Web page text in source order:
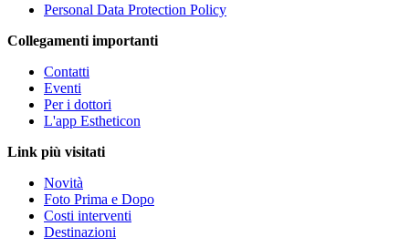
Personal Data Protection Policy
Collegamenti importanti
Contatti
Eventi
Per i dottori
L'app Estheticon
Link più visitati
Novità
Foto Prima e Dopo
Costi interventi
Destinazioni